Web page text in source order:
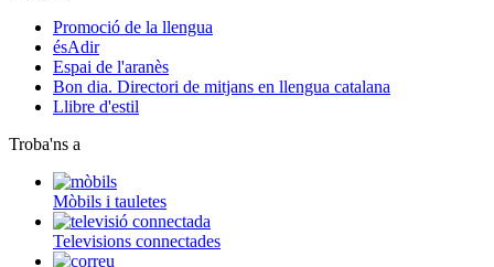
Promoció de la llengua
ésAdir
Espai de l'aranès
Bon dia. Directori de mitjans en llengua catalana
Llibre d'estil
Troba'ns a
Mòbils i tauletes
Televisions connectades